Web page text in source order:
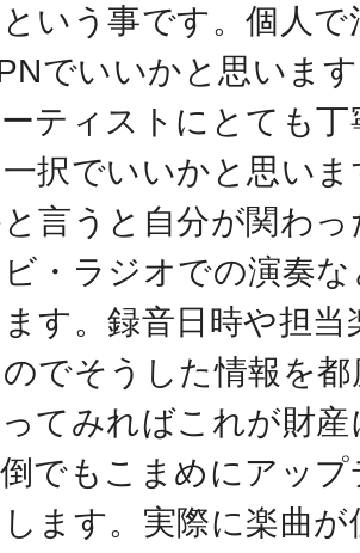
いう事です。個人
でいいかと思いま
ティストにとても
択でいいかと思い
言うと自分が関わ
・ラジオでの演奏
す。録音日時や担
でそうした情報を
てみればこれが財
でもこまめにアッ
ます。実際に楽曲